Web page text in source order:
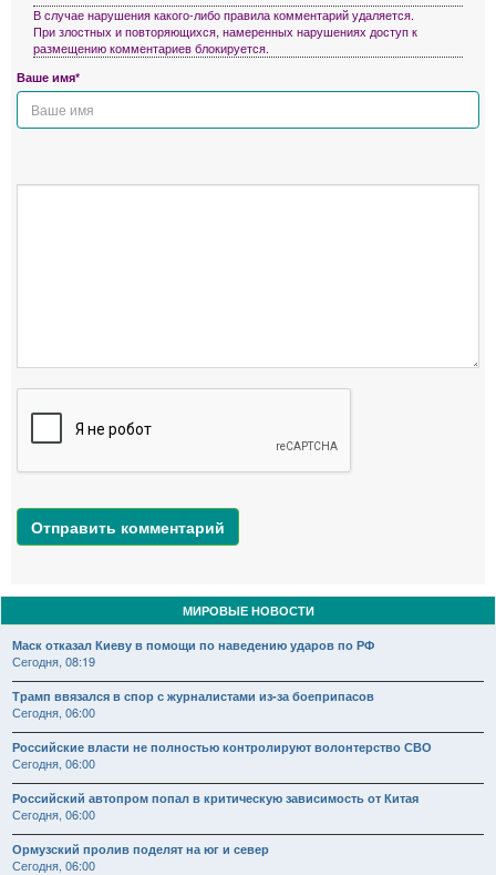
В случае нарушения какого-либо правила комментарий удаляется.
При злостных и повторяющихся, намеренных нарушениях доступ к
размещению комментариев блокируется.
Ваше имя*
Отправить комментарий
МИРОВЫЕ НОВОСТИ
Маск отказал Киеву в помощи по наведению ударов по РФ
Сегодня, 08:19
Трамп ввязался в спор с журналистами из-за боеприпасов
Сегодня, 06:00
Российские власти не полностью контролируют волонтерство СВО
Сегодня, 06:00
Российский автопром попал в критическую зависимость от Китая
Сегодня, 06:00
Ормузский пролив поделят на юг и север
Сегодня, 06:00